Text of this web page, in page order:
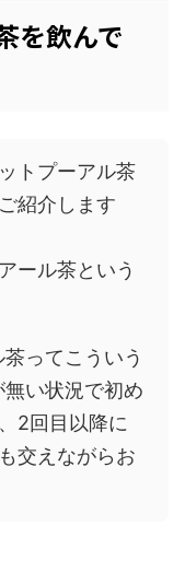
を飲んで
トプーアル茶
紹介します
ール茶という
ってこういう
い状況で初め
2回目以降に
交えながらお